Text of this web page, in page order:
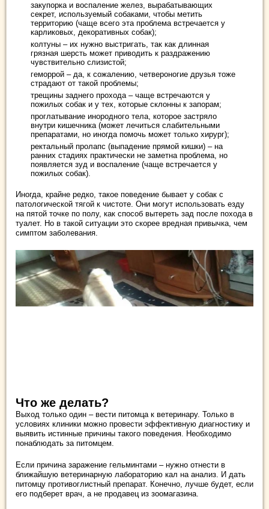
закупорка и воспаление желез, вырабатывающих
секрет, используемый собаками, чтобы метить
территорию (чаще всего эта проблема встречается у
карликовых, декоративных собак);
колтуны – их нужно выстригать, так как длинная
грязная шерсть может приводить к раздражению
чувствительно слизистой;
геморрой – да, к сожалению, четвероногие друзья тоже
страдают от такой проблемы;
трещины заднего прохода – чаще встречаются у
пожилых собак и у тех, которые склонны к запорам;
проглатывание инородного тела, которое застряло
внутри кишечника (может лечиться слабительными
препаратами, но иногда помочь может только хирург);
ректальный пролапс (выпадение прямой кишки) – на
ранних стадиях практически не заметна проблема, но
появляется зуд и воспаление (чаще встречается у
пожилых собак).
Иногда, крайне редко, такое поведение бывает у собак с
патологической тягой к чистоте. Они могут использовать езду
на пятой точке по полу, как способ вытереть зад после похода в
туалет. Но в такой ситуации это скорее вредная привычка, чем
симптом заболевания.
Что же делать?
Выход только один – вести питомца к ветеринару. Только в
условиях клиники можно провести эффективную диагностику и
выявить истинные причины такого поведения. Необходимо
понаблюдать за питомцем.
Если причина заражение гельминтами – нужно отнести в
ближайшую ветеринарную лабораторию кал на анализ. И дать
питомцу противоглистный препарат. Конечно, лучше будет, если
его подберет врач, а не продавец из зоомагазина.